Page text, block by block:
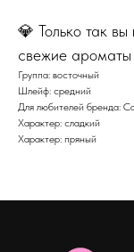
💎 Только так
свежие
Группа: восточный
Шлейф: средний
Для любителей бренда:
Характер: сладкий
Характер: пряный